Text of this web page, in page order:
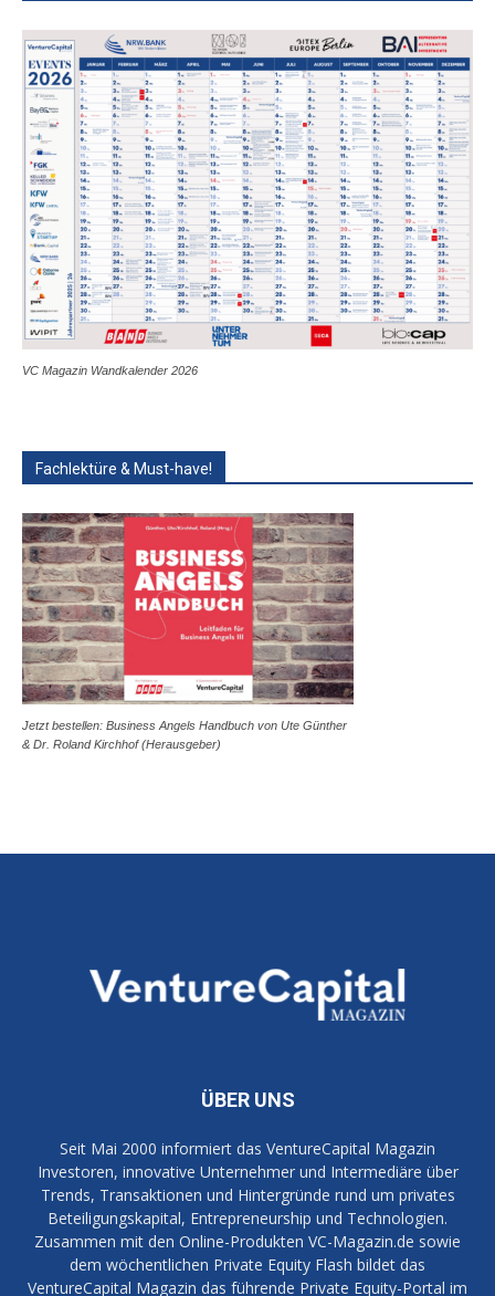
VC Magazin Wandkalender 2026
Fachlektüre & Must-have!
Jetzt bestellen: Business Angels Handbuch von Ute Günther
& Dr. Roland Kirchhof (Herausgeber)
ÜBER UNS
Seit Mai 2000 informiert das VentureCapital Magazin
Investoren, innovative Unternehmer und Intermediäre über
Trends, Transaktionen und Hintergründe rund um privates
Beteiligungskapital, Entrepreneurship und Technologien.
Zusammen mit den Online-Produkten VC-Magazin.de sowie
dem wöchentlichen Private Equity Flash bildet das
VentureCapital Magazin das führende Private Equity-Portal im